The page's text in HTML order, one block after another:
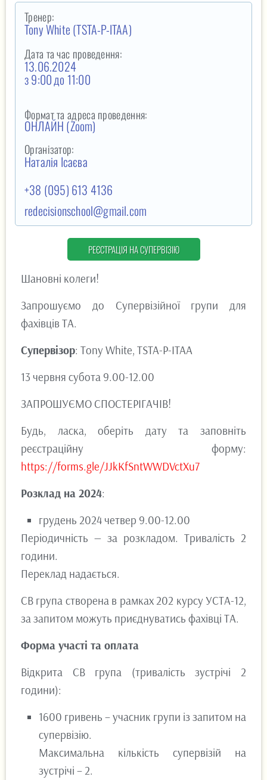
Тренер:
Tony White (TSTA-P-ITAA)
Дата та час проведення:
13.06.2024
з 9:00до 11:00
Формат та адреса проведення:
ОНЛАЙН (Zoom)
Організатор:
Наталія Ісаєва
+38 (095) 613 4136
redecisionschool@gmail.com
РЕЄСТРАЦІЯ НА СУПЕРВІЗІЮ
Шановні колеги!
Запрошуємо до Супервізійної групи для
фахівців ТА.
Супервізор: Tony White, TSTA-P-ITAA
13 червня субота 9.00-12.00
ЗАПРОШУЄМО СПОСТЕРІГАЧІВ!
Будь, ласка, оберіть дату та заповніть
реєстраційну форму:
https://forms.gle/JJkKfSntWWDVctXu7
Розклад на 2024:
грудень 2024 четвер 9.00-12.00
Періодичність — за розкладом. Тривалість 2
години.
Переклад надається.
СВ група створена в рамках 202 курсу УСТА-12,
за запитом можуть приєднуватись фахівці ТА.
Форма участі та оплата
Відкрита СВ група (тривалість зустрічі 2
години):
1600 гривень – учасник групи із запитом на
супервізію.
Максимальна кількість супервізій на
зустрічі – 2.